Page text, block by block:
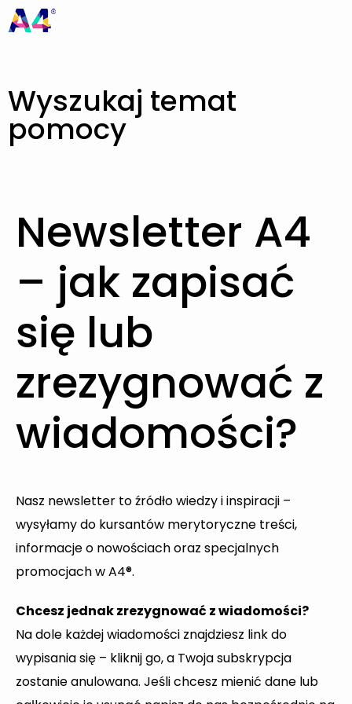
Wyszukaj temat
pomocy
Newsletter A4
– jak zapisać
się lub
zrezygnować z
wiadomości?
Nasz newsletter to źródło wiedzy i inspiracji –
wysyłamy do kursantów merytoryczne treści,
informacje o nowościach oraz specjalnych
promocjach w A4®.
Chcesz jednak zrezygnować z wiadomości?
Na dole każdej wiadomości znajdziesz link do
wypisania się – kliknij go, a Twoja subskrypcja
zostanie anulowana. Jeśli chcesz mienić dane lub